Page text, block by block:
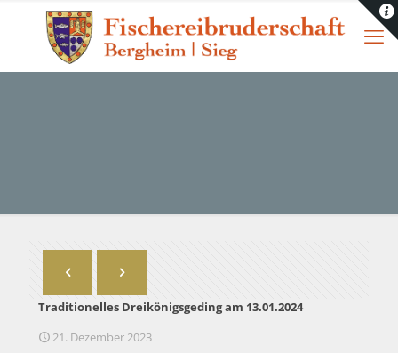
Traditionelles Dreikönigsgeding am 13.01.2024
21. Dezember 2023